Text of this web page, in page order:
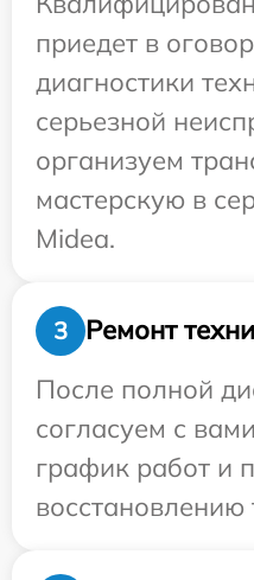
приедет в
диагностики
серьезной
организуем
мастерскую в
Midea.
3
Ремонт
После полной
согласуем с
график работ и
восстановлению